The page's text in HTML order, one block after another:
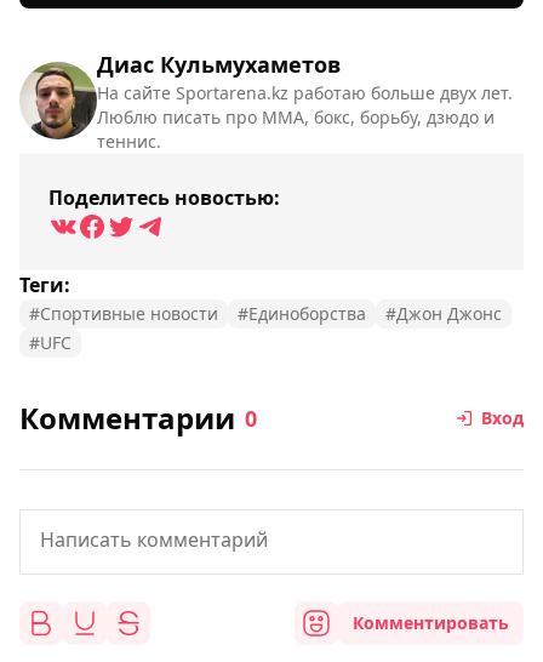
Диас Кульмухаметов
На сайте Sportarena.kz работаю больше двух лет.
Люблю писать про ММА, бокс, борьбу, дзюдо и
теннис.
Поделитесь новостью:
Теги:
#Спортивные новости #Единоборства
#Джон Джонс
#UFC
Комментарии 0 Вход
Комментировать